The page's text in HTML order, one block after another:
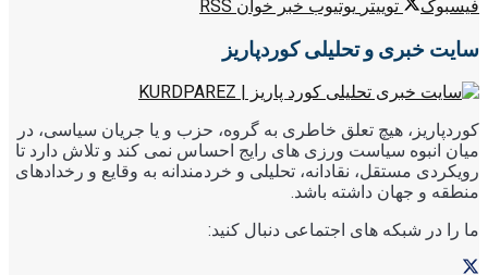
فیسبوک توییتر یوتیوب خبر خوان RSS
سایت خبری و تحلیلی کوردپاریز
کوردپاریز، هیچ تعلق خاطری به گروه، حزب و یا جریان سیاسی، در
میان انبوه سیاست ورزی های رایج احساس نمی کند و تلاش دارد تا
رویکردی مستقل، نقادانه، تحلیلی و خردمندانه به وقایع و رخدادهای
منطقه و جهان داشته باشد.
ما را در شبکه های اجتماعی دنبال کنید: